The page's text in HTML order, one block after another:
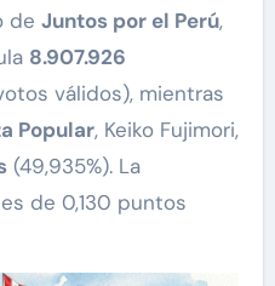
de Juntos por el Perú,
8.907.926
válidos), mientras
Popular, Keiko Fujimori,
(49,935%). La
de 0,130 puntos